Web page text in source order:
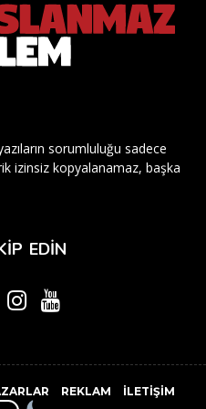
sorumluluğu sadece
izinsiz kopyalanamaz, başka
EDİN
REKLAM İLETIŞIM